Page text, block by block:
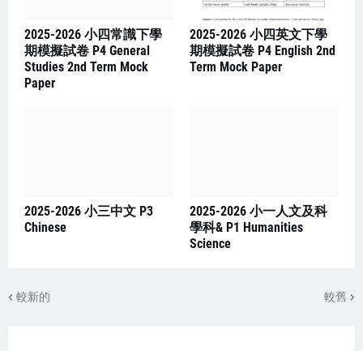
2025-2026 小四常識下學
期模擬試卷 P4 General
Studies 2nd Term Mock
Paper
2025-2026 小四英文下學
期模擬試卷 P4 English 2nd
Term Mock Paper
2025-2026 小三中文 P3
Chinese
2025-2026 小一人文及科
學科& P1 Humanities
Science
較新的 較舊